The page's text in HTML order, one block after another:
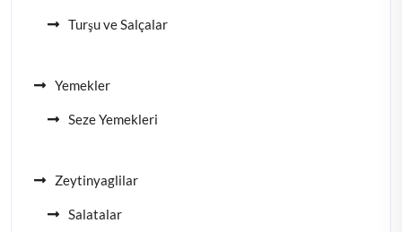
Turşu ve Salçalar
Yemekler
Seze Yemekleri
Zeytinyaglilar
Salatalar